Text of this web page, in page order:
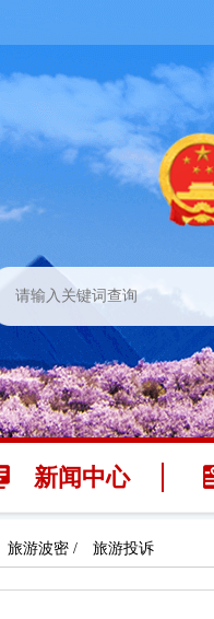
新闻中心
旅游波密/ 旅游投诉